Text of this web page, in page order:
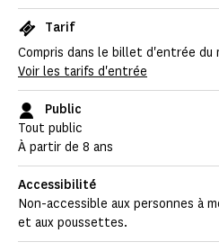
Tarif
Compris dans le billet d'entrée du
Voir les tarifs d'entrée
Public
Tout public
À partir de 8 ans
Accessibilité
Non-accessible aux personnes à
et aux poussettes.